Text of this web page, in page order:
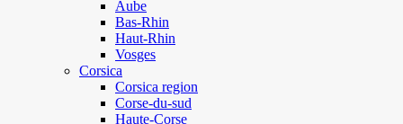
Aube
Bas-Rhin
Haut-Rhin
Vosges
Corsica
Corsica region
Corse-du-sud
Haute-Corse